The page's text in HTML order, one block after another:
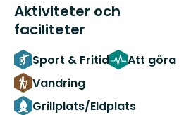
Aktiviteter och
faciliteter
Sport & Fritid
Att göra
Vandring
Grillplats/Eldplats